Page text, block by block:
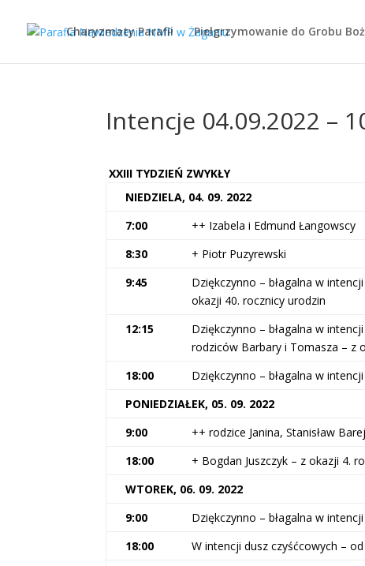
Charyzmaty Parafii Pielgrzymowanie do Grobu
Intencje 04.09.2022 –
XXIII TYDZIEŃ ZWYKŁY
NIEDZIELA, 04. 09. 2022
7:00
++ Izabela i Edmund Łangowscy
8:30
+ Piotr Puzyrewski
9:45
Dziękczynno – błagalna w
okazji 40. rocznicy urodzin
12:15
Dziękczynno – błagalna w
rodziców Barbary i Tomasza – z
18:00
Dziękczynno – błagalna w
PONIEDZIAŁEK, 05. 09. 2022
9:00
++ rodzice Janina, Stanisław
18:00
+ Bogdan Juszczyk – z okazji 4.
WTOREK, 06. 09. 2022
9:00
Dziękczynno – błagalna w
18:00
W intencji dusz czyśćcowych –